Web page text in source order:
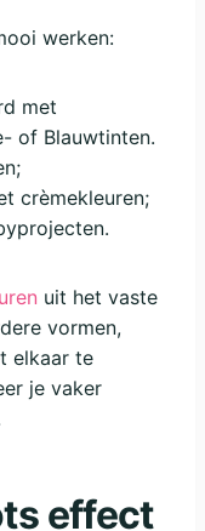
werken:
met
of Blauwtinten.
crèmekleuren;
uit het vaste
vormen,
elkaar te
je vaker
effect